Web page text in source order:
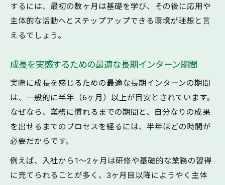
するには、最初の数ヶ月は基礎を学び、その後に応用や
主体的な活動へとステップアップできる環境が理想と言
えるでしょう。
成長を実感するための最適な長期インターン期間
実際に成長を感じるための最適な長期インターンの期間
は、一般的に半年（6ヶ月）以上が目安とされています。
なぜなら、業務に慣れるまでの期間と、自分なりの成果
を出せるまでのプロセスを経るには、半年ほどの時間が
必要だからです。
例えば、入社から1〜2ヶ月は研修や基礎的な業務の習得
に充てられることが多く、3ヶ月目以降にようやく主体